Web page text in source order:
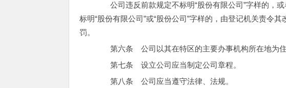
公司违反前款规定不标明“股份有限公司”字样的，或
标明“股份有限公司”或“股份公司”字样的，由登记机关责令
罚。
第六条 公司以其在特区的主要办事机构所在地为住
第七条 设立公司应当制定公司章程。
第八条 公司应当遵守法律、法规。